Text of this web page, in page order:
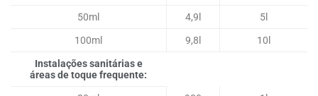
50ml 4,9l 5l
100ml 9,8l 10l
Instalações sanitárias e
áreas de toque frequente: